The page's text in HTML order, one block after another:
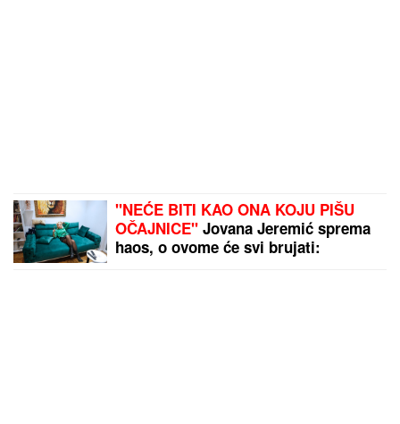
"NEĆE BITI KAO ONA KOJU PIŠU
OČAJNICE" Jovana Jeremić sprema
haos, o ovome će svi brujati: